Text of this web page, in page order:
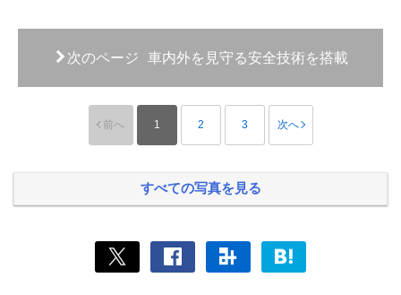
次のページ 車内外を見守る安全技術を搭載
前へ 1 2 3 次へ
すべての写真を見る